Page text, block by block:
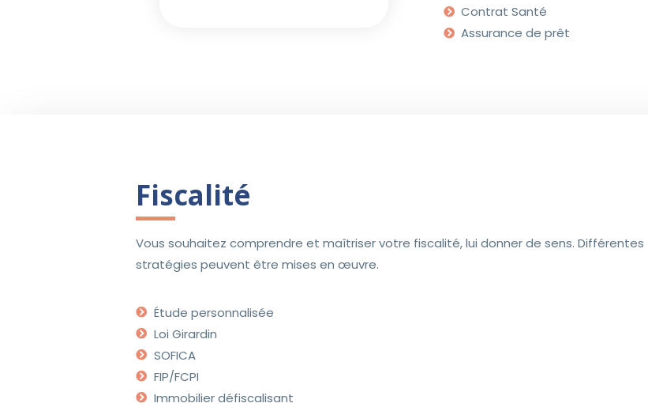
Contrat Santé
Assurance de prêt
Fiscalité
Vous souhaitez comprendre et maîtriser votre fiscalité, lui donner de sens. Différentes
stratégies peuvent être mises en œuvre.
Étude personnalisée
Loi Girardin
SOFICA
FIP/FCPI
Immobilier défiscalisant